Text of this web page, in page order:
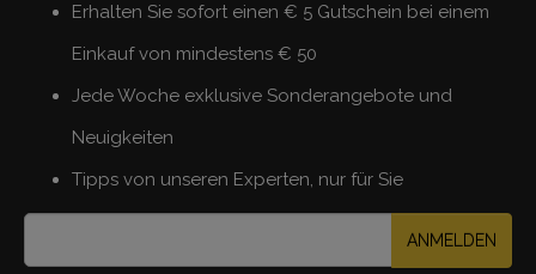
Erhalten Sie sofort einen € 5 Gutschein bei einem
Einkauf von mindestens € 50
Jede Woche exklusive Sonderangebote und
Neuigkeiten
Tipps von unseren Experten, nur für Sie
ANMELDEN